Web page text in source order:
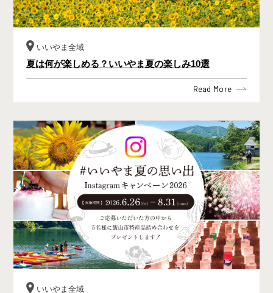
いいやま全域
夏は何が楽しめる？いいやま夏の楽しみ10選
Read More
いいやま全域